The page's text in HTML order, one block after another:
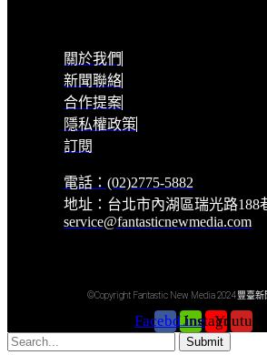
關於我們
新聞聯絡
合作提案
隱私權政策
訂閱
電話：(02)2775-5882
地址：台北市內湖區瑞光路188
service@fantasticnewmedia.com
©Copyright Fantastic New Media 2024 豐臺
Facebook
Line
Instagram
Youtube
Submit